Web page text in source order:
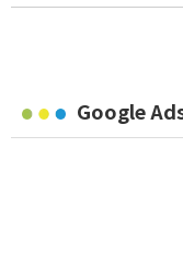
Google